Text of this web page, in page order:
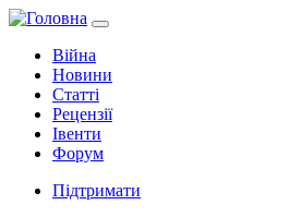
Війна
Новини
Статті
Рецензії
Івенти
Форум
Підтримати